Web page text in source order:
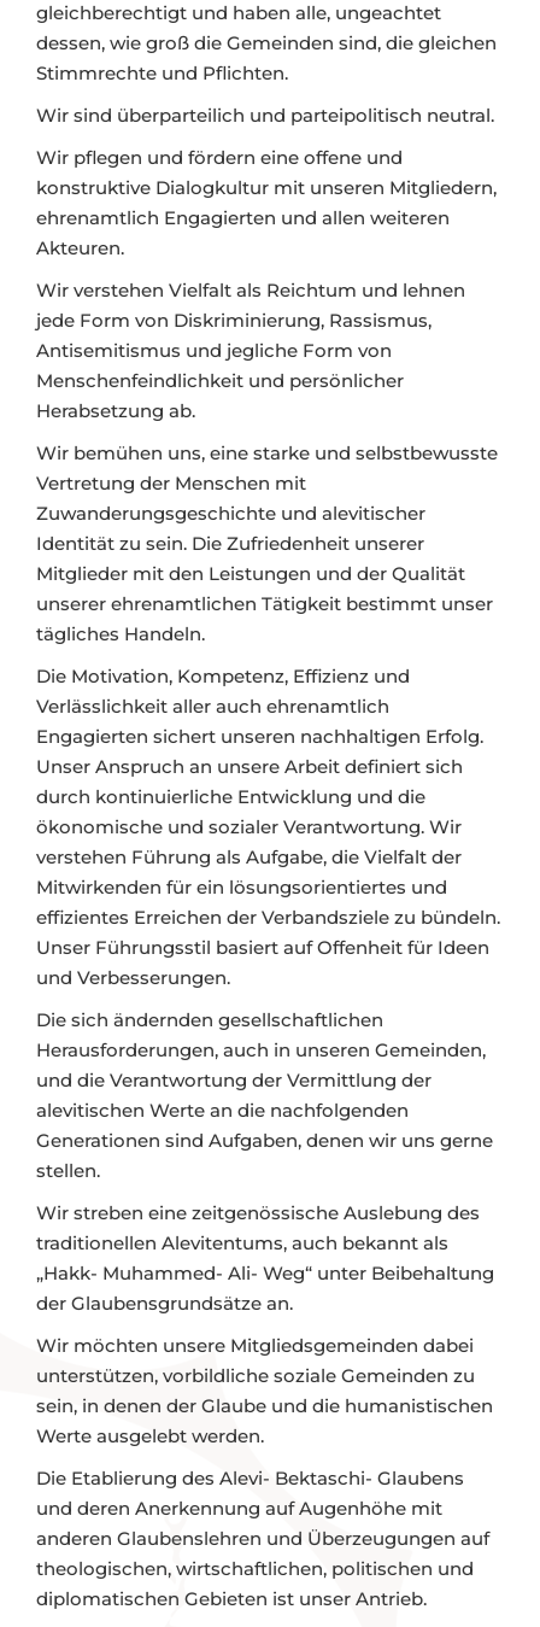
gleichberechtigt und haben alle, ungeachtet
dessen, wie groß die Gemeinden sind, die gleichen
Stimmrechte und Pflichten.
Wir sind überparteilich und parteipolitisch neutral.
Wir pflegen und fördern eine offene und
konstruktive Dialogkultur mit unseren Mitgliedern,
ehrenamtlich Engagierten und allen weiteren
Akteuren.
Wir verstehen Vielfalt als Reichtum und lehnen
jede Form von Diskriminierung, Rassismus,
Antisemitismus und jegliche Form von
Menschenfeindlichkeit und persönlicher
Herabsetzung ab.
Wir bemühen uns, eine starke und selbstbewusste
Vertretung der Menschen mit
Zuwanderungsgeschichte und alevitischer
Identität zu sein. Die Zufriedenheit unserer
Mitglieder mit den Leistungen und der Qualität
unserer ehrenamtlichen Tätigkeit bestimmt unser
tägliches Handeln.
Die Motivation, Kompetenz, Effizienz und
Verlässlichkeit aller auch ehrenamtlich
Engagierten sichert unseren nachhaltigen Erfolg.
Unser Anspruch an unsere Arbeit definiert sich
durch kontinuierliche Entwicklung und die
ökonomische und sozialer Verantwortung. Wir
verstehen Führung als Aufgabe, die Vielfalt der
Mitwirkenden für ein lösungsorientiertes und
effizientes Erreichen der Verbandsziele zu bündeln.
Unser Führungsstil basiert auf Offenheit für Ideen
und Verbesserungen.
Die sich ändernden gesellschaftlichen
Herausforderungen, auch in unseren Gemeinden,
und die Verantwortung der Vermittlung der
alevitischen Werte an die nachfolgenden
Generationen sind Aufgaben, denen wir uns gerne
stellen.
Wir streben eine zeitgenössische Auslebung des
traditionellen Alevitentums, auch bekannt als
„Hakk- Muhammed- Ali- Weg“ unter Beibehaltung
der Glaubensgrundsätze an.
Wir möchten unsere Mitgliedsgemeinden dabei
unterstützen, vorbildliche soziale Gemeinden zu
sein, in denen der Glaube und die humanistischen
Werte ausgelebt werden.
Die Etablierung des Alevi- Bektaschi- Glaubens
und deren Anerkennung auf Augenhöhe mit
anderen Glaubenslehren und Überzeugungen auf
theologischen, wirtschaftlichen, politischen und
diplomatischen Gebieten ist unser Antrieb.